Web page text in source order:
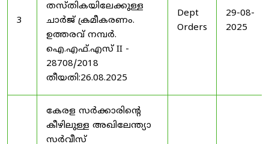
3
തസ്തികയിലേക്കുള്ള
ചാർജ് ക്രമീകരണം.
ഉത്തരവ് നമ്പർ.
ഐ.എഫ്.എസ് II -
28708/2018
തീയതി:26.08.2025
Dept
Orders
29-08-
2025
കേരള സർക്കാരിന്റെ
കീഴിലുള്ള അഖിലേന്ത്യാ
സർവീസ്